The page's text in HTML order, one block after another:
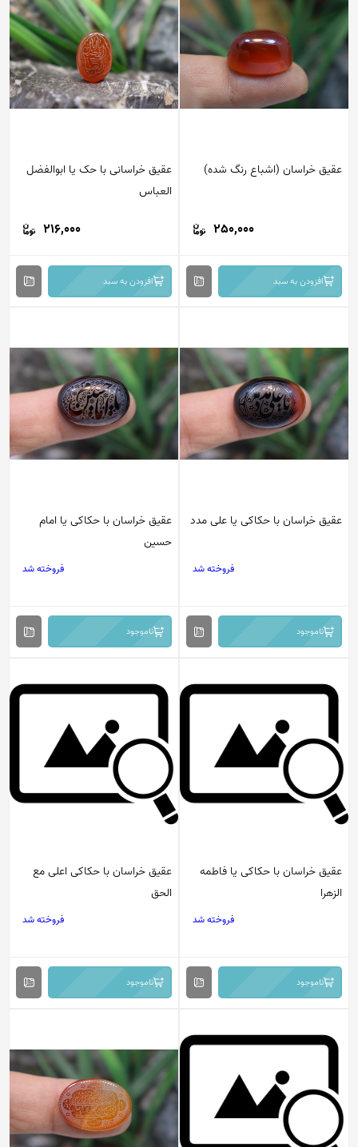
عقیق خراسان (اشباع رنگ شده)
250,000
افزودن به سبد
عقیق خراسانی با حک یا ابوالفضل
العباس
216,000
افزودن به سبد
عقیق خراسان با حکاکی یا علی مدد
فروخته شد
ناموجود
عقیق خراسان با حکاکی یا امام
حسین
فروخته شد
ناموجود
عقیق خراسان با حکاکی یا فاطمه
الزهرا
فروخته شد
ناموجود
عقیق خراسان با حکاکی اعلی مع
الحق
فروخته شد
ناموجود